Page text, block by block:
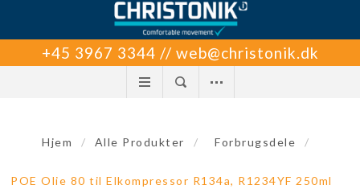
+45 3967 3344 // web@christonik.dk
Hjem / Alle Produkter / Forbrugsdele /
POE Olie 80 til Elkompressor R134a, R1234YF 250ml